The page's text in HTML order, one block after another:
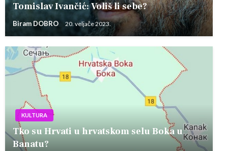
Tomislav Ivančić: Voliš li sebe?
Biram DOBRO 20. veljače 2023.
KULTURA
Tko su Hrvati u hrvatskom selu Boka u
Banatu?